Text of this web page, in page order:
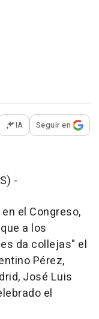
opciones para
IA Seguir en
-
el Congreso,
a los
da collejas" el
Pérez,
José Luis
el